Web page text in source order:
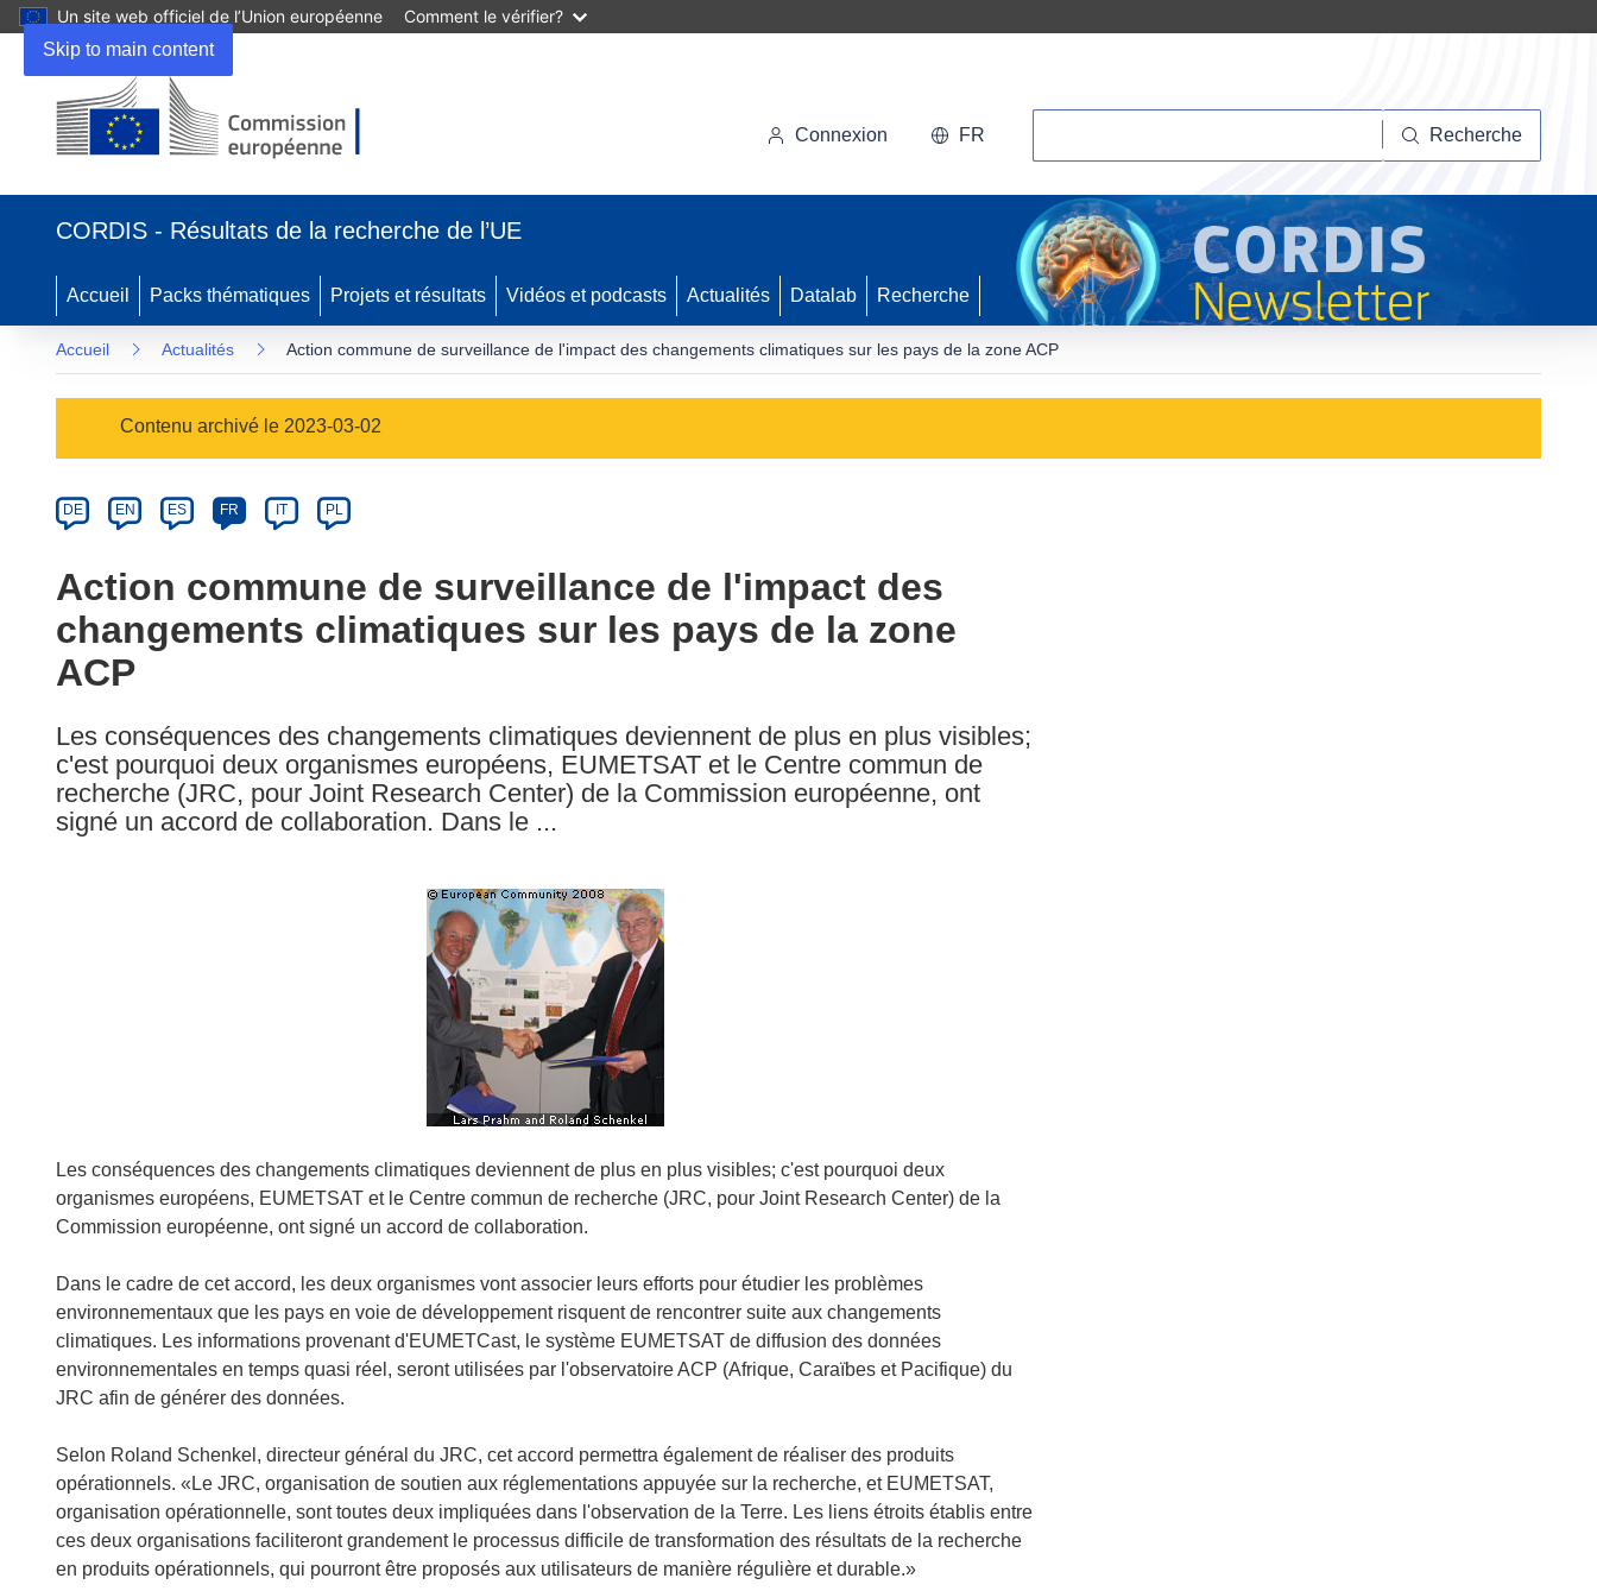
Skip to main content
Un site web officiel de l’Union européenne Comment le vérifier?
une
fenêtre)
Connexion FR Recherche
CORDIS - Résultats de la recherche de l’UE
Accueil Packs thématiques Projets et résultats Vidéos et podcasts Actualités Datalab Recherche
Accueil Actualités Action commune de surveillance de l'impact des changements climatiques sur les pays de la zone ACP
Category
Contenu archivé le 2023-03-02
Article
available
the
following
languages:
DE EN ES FR IT PL
Action commune de surveillance de l'impact des
changements climatiques sur les pays de la zone
ACP
Les conséquences des changements climatiques deviennent de plus en plus visibles;
c'est pourquoi deux organismes européens, EUMETSAT et le Centre commun de
recherche (JRC, pour Joint Research Center) de la Commission européenne, ont
signé un accord de collaboration. Dans le ...
Les conséquences des changements climatiques deviennent de plus en plus visibles; c'est pourquoi deux
organismes européens, EUMETSAT et le Centre commun de recherche (JRC, pour Joint Research Center) de la
Commission européenne, ont signé un accord de collaboration.
Dans le cadre de cet accord, les deux organismes vont associer leurs efforts pour étudier les problèmes
environnementaux que les pays en voie de développement risquent de rencontrer suite aux changements
climatiques. Les informations provenant d'EUMETCast, le système EUMETSAT de diffusion des données
environnementales en temps quasi réel, seront utilisées par l'observatoire ACP (Afrique, Caraïbes et Pacifique) du
JRC afin de générer des données.
Selon Roland Schenkel, directeur général du JRC, cet accord permettra également de réaliser des produits
opérationnels. «Le JRC, organisation de soutien aux réglementations appuyée sur la recherche, et EUMETSAT,
organisation opérationnelle, sont toutes deux impliquées dans l'observation de la Terre. Les liens étroits établis entre
ces deux organisations faciliteront grandement le processus difficile de transformation des résultats de la recherche
en produits opérationnels, qui pourront être proposés aux utilisateurs de manière régulière et durable.»